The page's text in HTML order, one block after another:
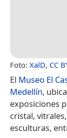
Foto: XalD, CC
El Museo El
Medellín,
exposiciones
cristal,
esculturas,